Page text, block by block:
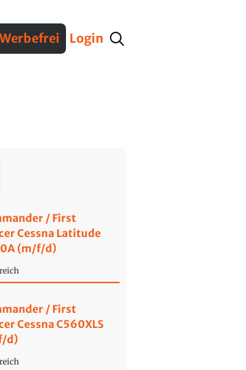
VerteidigungInterviews Fracht
Werbefrei Login
/ First
Cessna Latitude
(m/f/d)
/ First
Cessna C560XLS
d)